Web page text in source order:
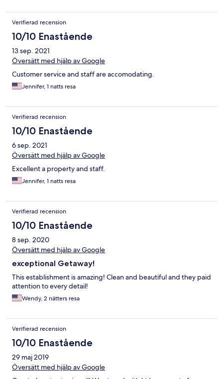
Verifierad recension
10/10 Enastående
13 sep. 2021
Översätt med hjälp av Google
Customer service and staff are accomodating.
Jennifer, 1 natts resa
Verifierad recension
10/10 Enastående
6 sep. 2021
Översätt med hjälp av Google
Excellent a property and staff.
Jennifer, 1 natts resa
Verifierad recension
10/10 Enastående
8 sep. 2020
Översätt med hjälp av Google
exceptional Getaway!
This establishment is amazing! Clean and beautiful and they paid
attention to every detail!
Wendy, 2 nätters resa
Verifierad recension
10/10 Enastående
29 maj 2019
Översätt med hjälp av Google